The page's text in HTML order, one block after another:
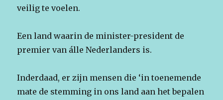
veilig te voelen.
Een land waarin de minister-president de
premier van álle Nederlanders is.
Inderdaad, er zijn mensen die ‘in toenemende
mate de stemming in ons land aan het bepalen